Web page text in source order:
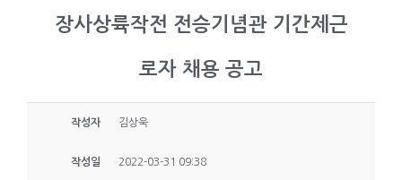
장사상륙작전 전승기념관 기간제근
로자 채용 공고
작성자 김상욱
작성일 2022-03-31 09:38